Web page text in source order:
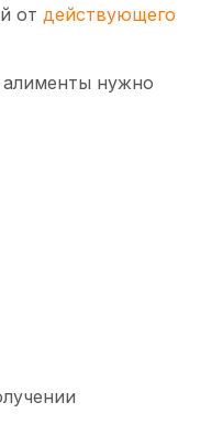
от действующего
алименты нужно